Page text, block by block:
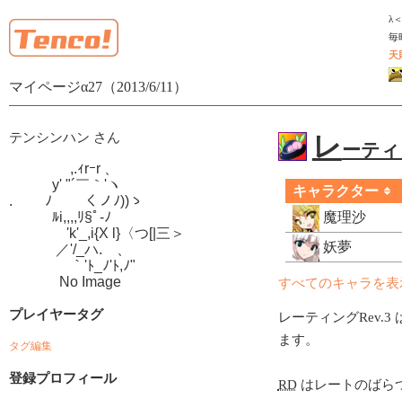
マイページα27（2013/6/11）
λ
毎
天
レ ーテ
キャラクター
魔理沙
妖夢
すべてのキャラを表
レーティングRev.3
ます。
RDはレートのばら
テンシンハン さん
,.ｨrｰr 、
y' "´￣｀'ヽ
.　　 ﾉ　　 くノﾉ))ゝ
ﾙi,,,,ﾘ§ﾟ-ﾉ
'k'_,i{X l}〈つ[|三＞
／'/_ハ.ゝ、
｀'ﾄ_ﾉ'ﾄ,ﾉ"
No Image
プレイヤータグ
タグ編集
登録プロフィール